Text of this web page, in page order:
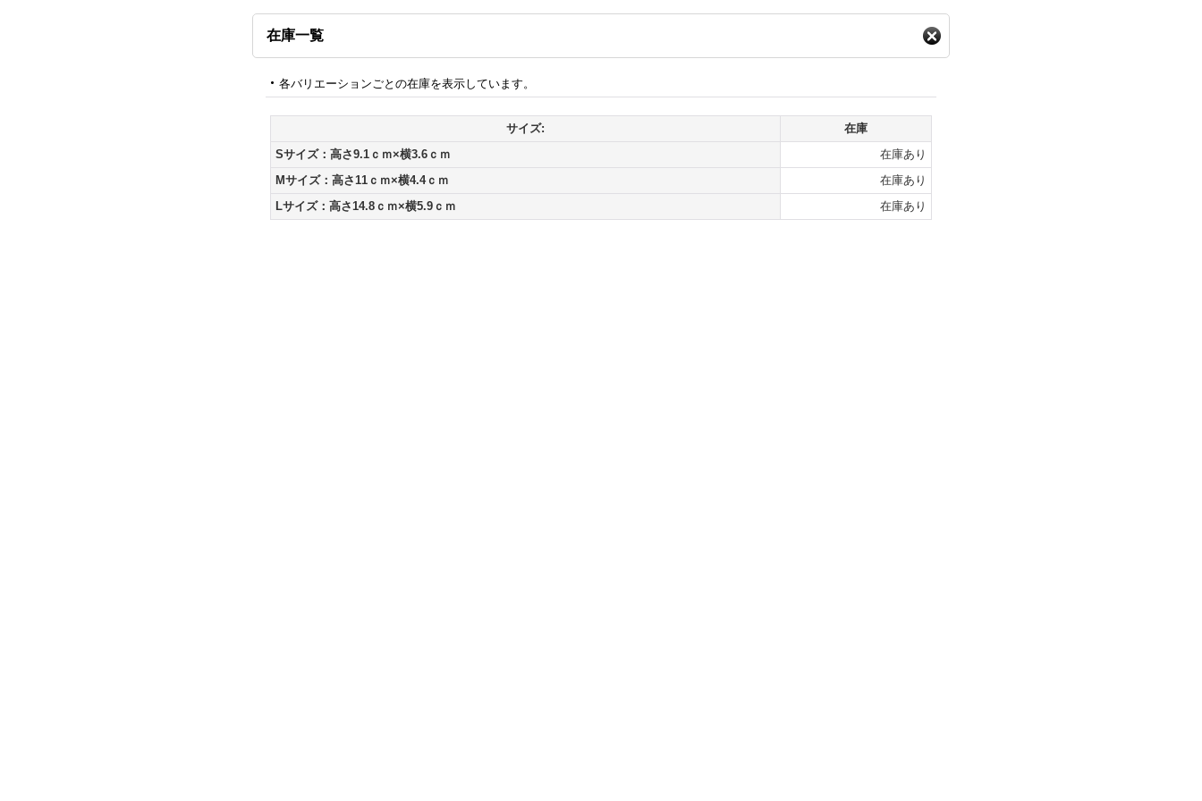
在庫一覧
各バリエーションごとの在庫を表示しています。
サイズ:
在庫
Sサイズ：高さ9.1ｃｍ×横3.6ｃｍ
在庫あり
Mサイズ：高さ11ｃｍ×横4.4ｃｍ
在庫あり
Lサイズ：高さ14.8ｃｍ×横5.9ｃｍ
在庫あり